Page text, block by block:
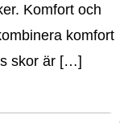
Komfort och
komfort
skor är […]